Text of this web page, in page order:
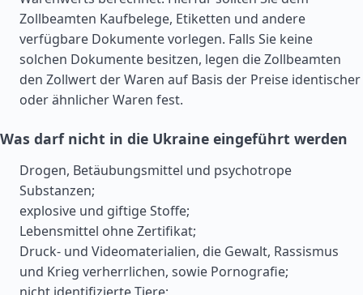
Zollbeamten Kaufbelege, Etiketten und andere
verfügbare Dokumente vorlegen. Falls Sie keine
solchen Dokumente besitzen, legen die Zollbeamten
den Zollwert der Waren auf Basis der Preise identischer
oder ähnlicher Waren fest.
Was darf nicht in die Ukraine eingeführt werden
Drogen, Betäubungsmittel und psychotrope
Substanzen;
explosive und giftige Stoffe;
Lebensmittel ohne Zertifikat;
Druck- und Videomaterialien, die Gewalt, Rassismus
und Krieg verherrlichen, sowie Pornografie;